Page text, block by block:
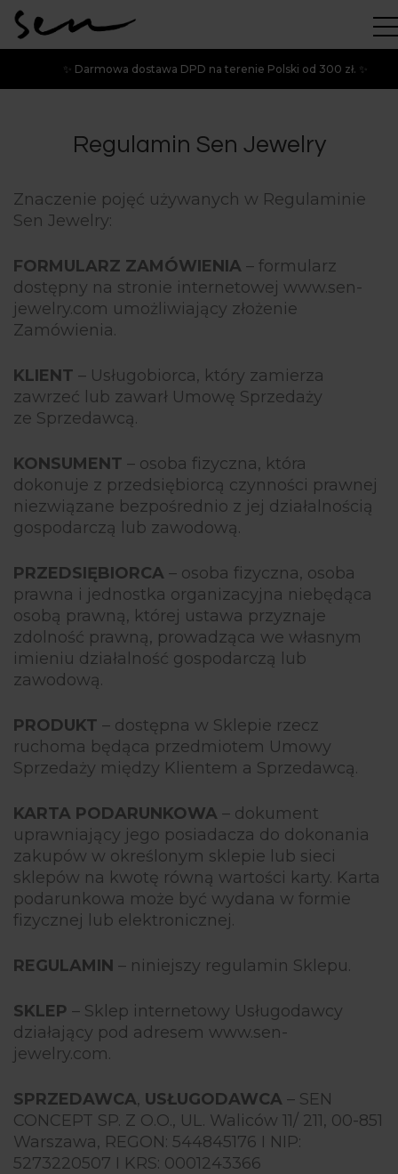
✨ Darmowa dostawa DPD na terenie Polski od 300 zł. ✨
Regulamin Sen Jewelry
Znaczenie pojęć używanych w Regulaminie
Sen Jewelry:
FORMULARZ ZAMÓWIENIA – formularz
dostępny na stronie internetowej www.sen-
jewelry.com umożliwiający złożenie
Zamówienia.
KLIENT – Usługobiorca, który zamierza
zawrzeć lub zawarł Umowę Sprzedaży
ze Sprzedawcą.
KONSUMENT – osoba fizyczna, która
dokonuje z przedsiębiorcą czynności prawnej
niezwiązane bezpośrednio z jej działalnością
gospodarczą lub zawodową.
PRZEDSIĘBIORCA – osoba fizyczna, osoba
prawna i jednostka organizacyjna niebędąca
osobą prawną, której ustawa przyznaje
zdolność prawną, prowadząca we własnym
imieniu działalność gospodarczą lub
zawodową.
PRODUKT – dostępna w Sklepie rzecz
ruchoma będąca przedmiotem Umowy
Sprzedaży między Klientem a Sprzedawcą.
KARTA PODARUNKOWA – dokument
uprawniający jego posiadacza do dokonania
zakupów w określonym sklepie lub sieci
sklepów na kwotę równą wartości karty. Karta
podarunkowa może być wydana w formie
fizycznej lub elektronicznej.
REGULAMIN – niniejszy regulamin Sklepu.
SKLEP – Sklep internetowy Usługodawcy
działający pod adresem www.sen-
jewelry.com.
SPRZEDAWCA, USŁUGODAWCA – SEN
CONCEPT SP. Z O.O., UL. Waliców 11/ 211, 00-851
Warszawa, REGON: 544845176 I NIP:
5273220507 I KRS: 0001243366